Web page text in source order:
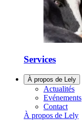
Services
À propos de Lely
Actualités
Evénements
Contact
À propos de Lely